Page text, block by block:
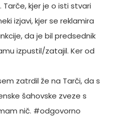
kjer je o isti stvari
izjavi, kjer se reklamira
da je bil predsednik
izpustil/zatajil. Ker od
zatrdil že na Tarči, da s
šahovske zveze s
nič. #odgovorno